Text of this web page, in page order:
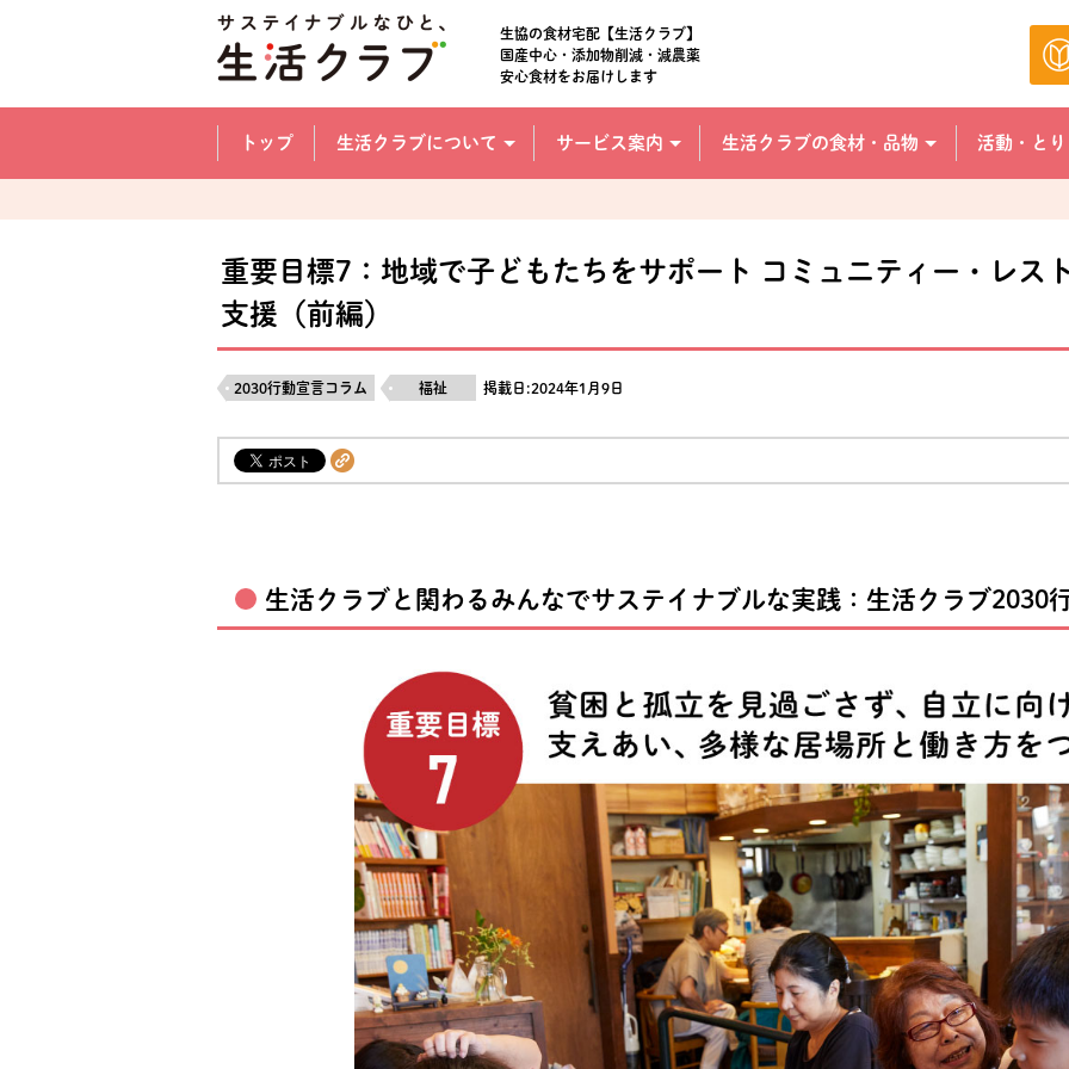
生協の食材宅配【生活クラブ】
国産中心・添加物削減・減農薬
安心食材をお届けします
ここからサイト内共通メニューです。
サイト内共通メニューをスキップする
トップ 生活クラブについて サービス案内 生活クラブの食材・品物 活動・と
重要目標7：地域で子どもたちをサポート コミュニティー・レス
支援（前編）
2030行動宣言コラム 福祉 掲載日:2024年1月9日
生活クラブと関わるみんなでサステイナブルな実践：生活クラブ2030